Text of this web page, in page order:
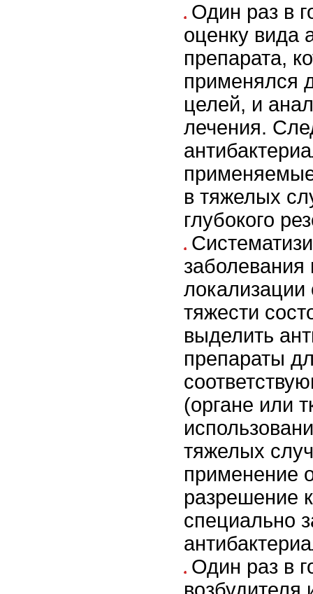
Один раз в
оценку вида
препарата,
применялся
целей, и
лечения.
в тяжелых
глубокого
заболевания
локализации
тяжести
выделить
препараты
(органе или
тяжелых
применение
разрешение
специально
Один раз в